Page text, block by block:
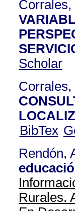
Corrales,
Scholar
Corrales,
BibTex
Rendón,
Rurales.